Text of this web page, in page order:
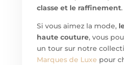
classe et le raffinement.
Si vous aimez la mode,
haute couture, vous
un tour sur notre
Marques de Luxe pour